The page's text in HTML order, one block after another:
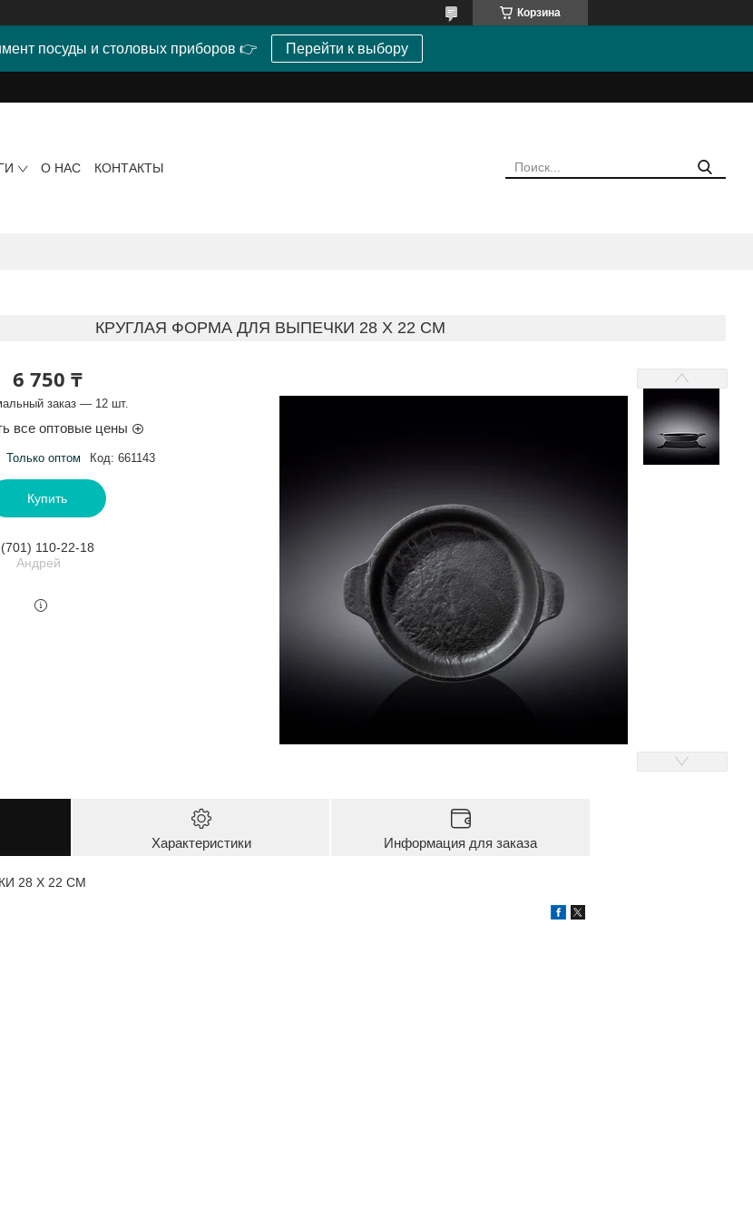
Корзина
посуды и столовых приборов 👉 Перейти к выбору
О НАС КОНТАКТЫ
КРУГЛАЯ ФОРМА ДЛЯ ВЫПЕЧКИ 28 Х 22 СМ
6 750 ₸
заказ — 12 шт.
все оптовые цены
Только оптом Код: 661143
Купить
110-22-18
Андрей
Характеристики Информация для заказа
28 Х 22 СМ